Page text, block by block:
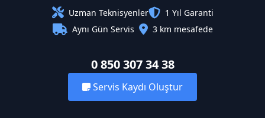
Uzman Teknisyenler
1 Yıl Garanti
Aynı Gün Servis
3 km mesafede
0 850 307 34 38
Servis Kaydı Oluştur